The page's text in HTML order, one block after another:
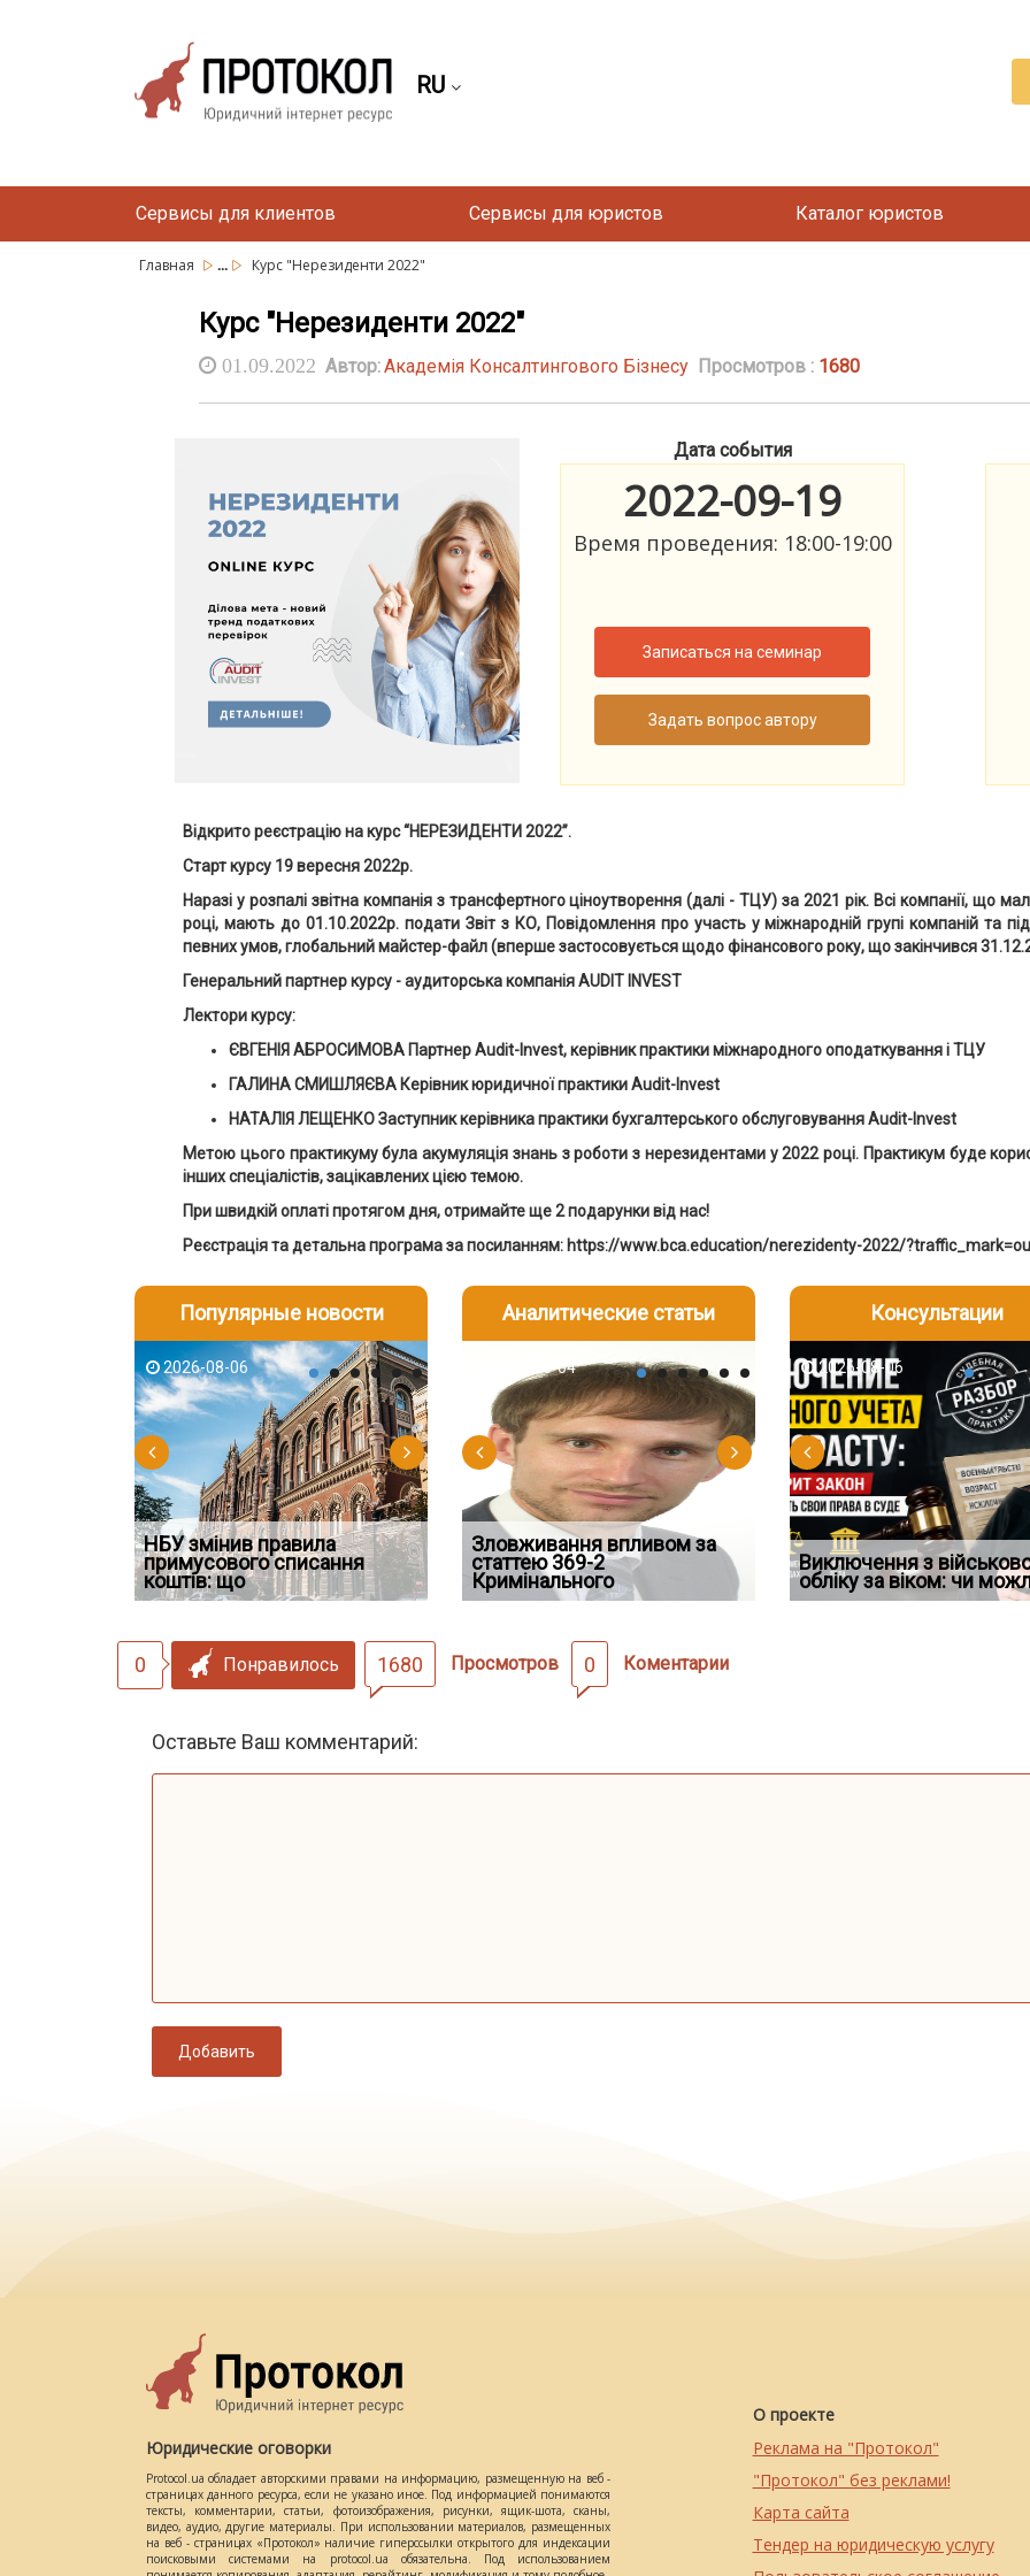
RU
Сервисы для клиентов Сервисы для юристов Каталог юристов
Главная ... Курс "Нерезиденти 2022"
Курс "Нерезиденти 2022"
01.09.2022 Автор:Академія Консалтингового Бізнесу Просмотров : 1680
Дата события
2022-09-19
Время проведения: 18:00-19:00
Записаться на семинар
Задать вопрос автору
Відкрито реєстрацію на курс “НЕРЕЗИДЕНТИ 2022”.
Старт курсу 19 вересня 2022р.
Наразі у розпалі звітна компанія з трансфертного ціноутворення (далі - ТЦУ) за 2021 рік. Всі компанії, що
році, мають до 01.10.2022р. подати Звіт з КО, Повідомлення про участь у міжнародній групі компаній та
певних умов, глобальний майстер-файл (вперше застосовується щодо фінансового року, що закінчився
Генеральний партнер курсу - аудиторська компанія AUDIT INVEST
Лектори курсу:
ЄВГЕНІЯ АБРОСИМОВА Партнер Audit-Invest, керівник практики міжнародного оподаткування і ТЦУ
ГАЛИНА СМИШЛЯЄВА Керівник юридичної практики Audit-Invest
НАТАЛІЯ ЛЕЩЕНКО Заступник керівника практики бухгалтерського обслуговування Audit-Invest
Метою цього практикуму була акумуляція знань з роботи з нерезидентами у 2022 році. Практикум буде
інших спеціалістів, зацікавлених цією темою.
При швидкій оплаті протягом дня, отримайте ще 2 подарунки від нас!
Реєстрація та детальна програма за посиланням: https://www.bca.education/nerezidenty-2022/
Популярные новости
2026-08-06
НБУ змінив правила
примусового списання
коштів: що
Якщо суд встановив для
відшкодування шкоди
наявніс
2026-08-06
Документи, на яких не
проставляється апостиль:
пер
Аналитические статьи
2026-08-03
Водії можуть отримати
компенсацію за незаконні
дії
2026-08-04
Зловживання впливом за
статтею 369-2
Кримінального
2026-08-04
Переоформлення
відстрочки за іншою
підставою: нов
Консультации
2026-08-05
Особливості захисту у
кримінальному
провадженні: я
2026-08-06
Виключення з
обліку за віком: чи
2026-07-30
Восьмий ААС
підтвердив, що
скас
0 Понравилось 1680 Просмотров 0 Коментарии
Оставьте Ваш комментарий:
Добавить
Юридические оговорки
Protocol.ua обладает авторскими правами на информацию, размещенную на веб -
страницах данного ресурса, если не указано иное. Под информацией понимаются
тексты, комментарии, статьи, фотоизображения, рисунки, ящик-шота, сканы,
видео, аудио, другие материалы. При использовании материалов, размещенных
на веб - страницах «Протокол» наличие гиперссылки открытого для индексации
поисковыми системами на protocol.ua обязательна. Под использованием
О проекте
Реклама на "Протокол"
"Протокол" без реклами!
Карта сайта
Тендер на юридическую услугу